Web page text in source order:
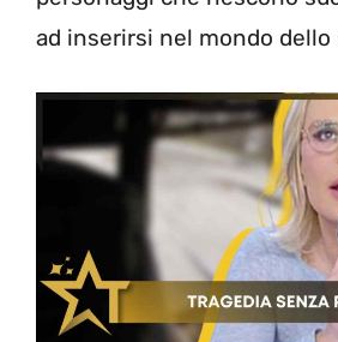
ad inserirsi nel mondo dello